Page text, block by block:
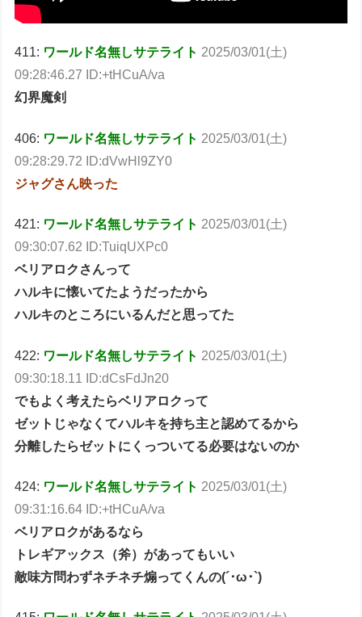
411: ワールド名無しサテライト 2025/03/01(土)
09:28:46.27 ID:+tHCuA/va
幻界魔剣
406: ワールド名無しサテライト 2025/03/01(土)
09:28:29.72 ID:dVwHl9ZY0
ジャグさん映った
421: ワールド名無しサテライト 2025/03/01(土)
09:30:07.62 ID:TuiqUXPc0
ベリアロクさんって
ハルキに懐いてたようだったから
ハルキのところにいるんだと思ってた
422: ワールド名無しサテライト 2025/03/01(土)
09:30:18.11 ID:dCsFdJn20
でもよく考えたらベリアロクって
ゼットじゃなくてハルキを持ち主と認めてるから
分離したらゼットにくっついてる必要はないのか
424: ワールド名無しサテライト 2025/03/01(土)
09:31:16.64 ID:+tHCuA/va
ベリアロクがあるなら
トレギアックス（斧）があってもいい
敵味方問わずネチネチ煽ってくんの(´･ω･`)